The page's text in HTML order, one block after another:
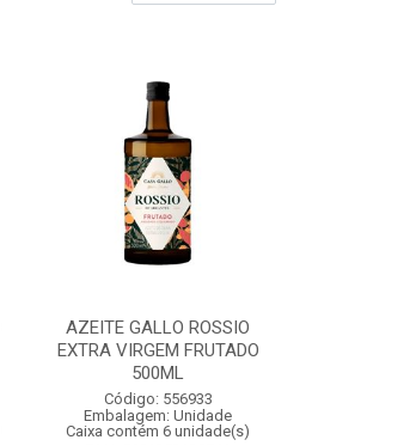
AZEITE GALLO ROSSIO
EXTRA VIRGEM FRUTADO
500ML
Código: 556933
Embalagem: Unidade
Caixa contém 6 unidade(s)